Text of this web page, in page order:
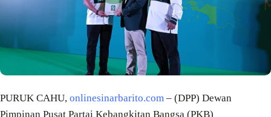
PURUK CAHU, onlinesinarbarito.com – (DPP) Dewan
Pimpinan Pusat Partai Kebangkitan Bangsa (PKB)